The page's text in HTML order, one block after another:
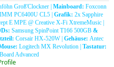
Groß'Clockner | Mainboard: Foxconn
PC6400U CL5 | Grafik: 2x Sapphire
E MPE @ Creative X-Fi XtremeMusic |
Samsung SpinPoint T166 500GB &
Corsair HX-520W | Gehäuse: Antec
Logitech MX Revolution | Tastatur:
Advanced​